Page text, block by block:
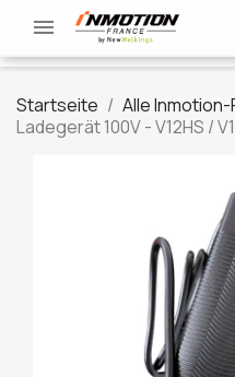

Startseite Alle
Ladegerät 100V - V12HS /